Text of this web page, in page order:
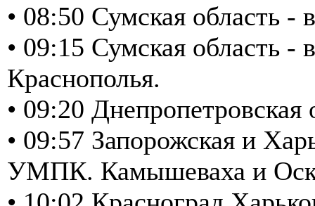
• 08:50 Сумская область
• 09:15 Сумская область
Краснополья.
• 09:20
• 09:57 Запорожская и
УМПК. Камышеваха и